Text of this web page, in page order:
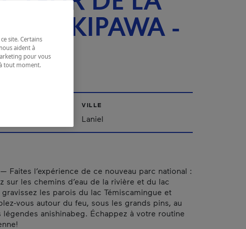
KIPAWA -
VILLE
Laniel
— Faites l’expérience de ce nouveau parc national :
sur les chemins d’eau de la rivière et du lac
gravissez les parois du lac Témiscamingue et
vous autour du feu, sous les grands pins, au
légendes anishinabeg. Échappez à votre routine
site. Certains
aident à
pour vous
tout moment.